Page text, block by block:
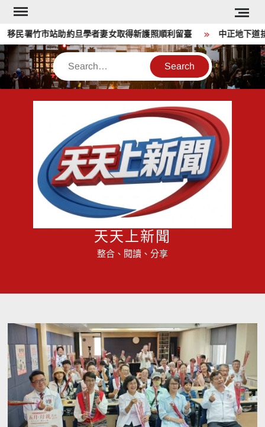
Skip
content
署竹市站助約旦學者妻女取得新護照順利留臺 中正地下道排
Search
天天上新聞
整合、閱讀、分享